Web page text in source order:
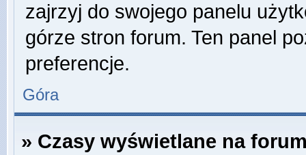
zajrzyj do swojego panelu
górze stron forum. Ten panel
preferencje.
Góra
» Czasy wyświetlane na